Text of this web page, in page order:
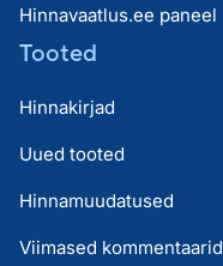
Hinnavaatlus.ee paneel
Tooted
Hinnakirjad
Uued tooted
Hinnamuudatused
Viimased kommentaarid